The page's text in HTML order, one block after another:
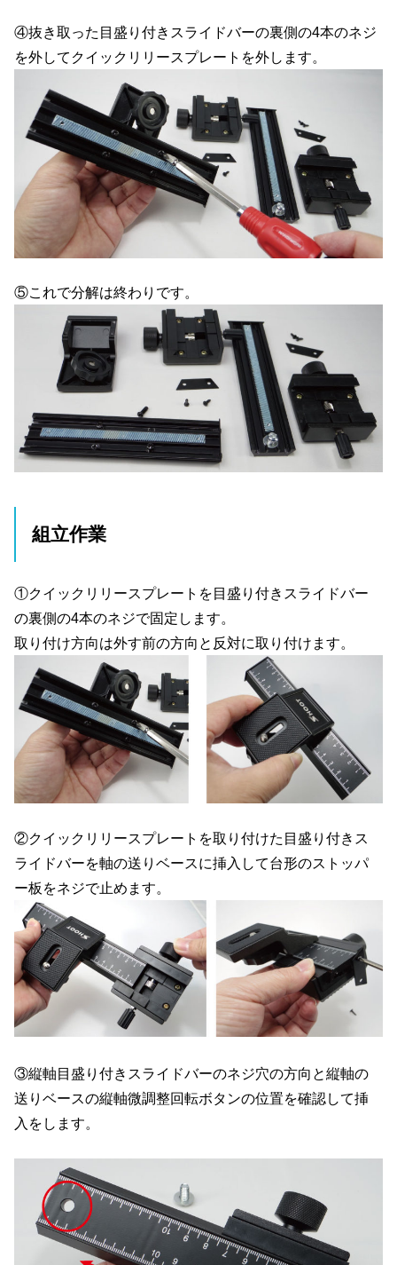
④抜き取った目盛り付きスライドバーの裏側の4本のネジ
を外してクイックリリースプレートを外します。
⑤これで分解は終わりです。
組立作業
①クイックリリースプレートを目盛り付きスライドバー
の裏側の4本のネジで固定します。
取り付け方向は外す前の方向と反対に取り付けます。
②クイックリリースプレートを取り付けた目盛り付きス
ライドバーを軸の送りベースに挿入して台形のストッパ
ー板をネジで止めます。
③縦軸目盛り付きスライドバーのネジ穴の方向と縦軸の
送りベースの縦軸微調整回転ボタンの位置を確認して挿
入をします。